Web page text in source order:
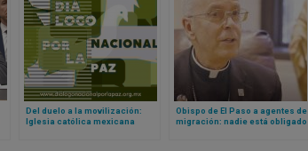
Del duelo a la movilización:
Iglesia católica mexicana
Obispo de El Paso a agentes de
migración: nadie está obligado